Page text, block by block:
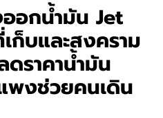
อกน้ำมัน Jet
ก็บและสงคราม
ราคาน้ำมัน
พงช่วยคนเดิน